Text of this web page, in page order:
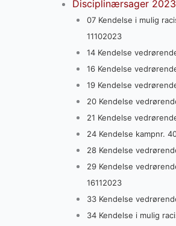
Disciplinærsager
07 Kendelse i mulig
11102023
14 Kendelse
16 Kendelse
19 Kendelse
20 Kendelse
21 Kendelse
24 Kendelse kampnr.
28 Kendelse
29 Kendelse
16112023
33 Kendelse
34 Kendelse i mulig